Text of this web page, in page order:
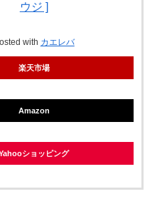
ウジ ]
with カエレバ
楽天市場
Amazon
ショッピング